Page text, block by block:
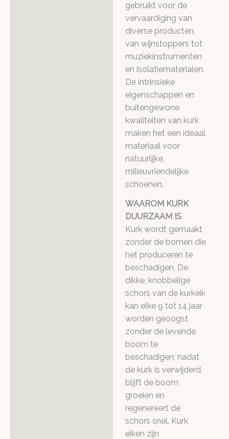
gebruikt voor de
vervaardiging van
diverse producten,
van wijnstoppers tot
muziekinstrumenten
en isolatiematerialen.
De intrinsieke
eigenschappen en
buitengewone
kwaliteiten van kurk
maken het een ideaal
materiaal voor
natuurlijke,
milieuvriendelijke
schoenen.
WAAROM KURK
DUURZAAM IS
Kurk wordt gemaakt
zonder de bomen die
het produceren te
beschadigen. De
dikke, knobbelige
schors van de kurkeik
kan elke 9 tot 14 jaar
worden geoogst
zonder de levende
boom te
beschadigen; nadat
de kurk is verwijderd,
blijft de boom
groeien en
regenereert de
schors snel. Kurk
eiken zijn